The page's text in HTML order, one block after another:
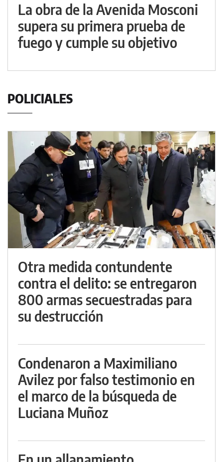
La obra de la Avenida Mosconi
supera su primera prueba de
fuego y cumple su objetivo
POLICIALES
Otra medida contundente
contra el delito: se entregaron
800 armas secuestradas para
su destrucción
Condenaron a Maximiliano
Avilez por falso testimonio en
el marco de la búsqueda de
Luciana Muñoz